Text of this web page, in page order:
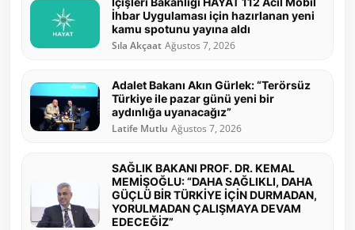
İhbar Uygulaması için hazırlanan yeni
kamu spotunu yayına aldı
Sıla Akçaat Ağustos 7, 2026
Adalet Bakanı Akın Gürlek: “Terörsüz
Türkiye ile pazar günü yeni bir
aydınlığa uyanacağız”
Latife Mutlu Ağustos 7, 2026
SAĞLIK BAKANI PROF. DR. KEMAL
MEMİŞOĞLU: “DAHA SAĞLIKLI, DAHA
GÜÇLÜ BİR TÜRKİYE İÇİN DURMADAN,
YORULMADAN ÇALIŞMAYA DEVAM
EDECEĞİZ”